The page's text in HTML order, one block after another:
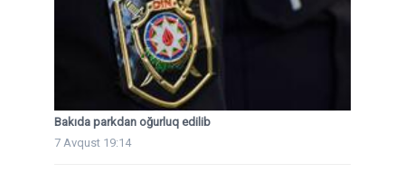
Bakıda parkdan oğurluq edilib
7 Avqust 19:14